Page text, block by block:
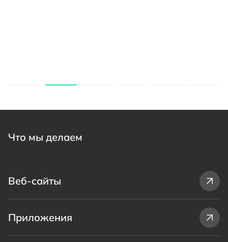
Что мы делаем
Веб-сайты
Приложения